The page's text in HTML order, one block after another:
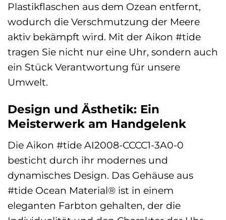
Plastikflaschen aus dem Ozean entfernt,
wodurch die Verschmutzung der Meere
aktiv bekämpft wird. Mit der Aikon #tide
tragen Sie nicht nur eine Uhr, sondern auch
ein Stück Verantwortung für unsere
Umwelt.
Design und Ästhetik: Ein
Meisterwerk am Handgelenk
Die Aikon #tide AI2008-CCCC1-3A0-0
besticht durch ihr modernes und
dynamisches Design. Das Gehäuse aus
#tide Ocean Material® ist in einem
eleganten Farbton gehalten, der die